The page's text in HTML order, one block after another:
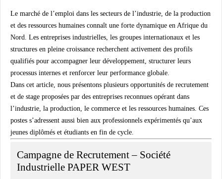
Le marché de l’emploi dans les secteurs de l’industrie, de la production
et des ressources humaines connaît une forte dynamique en Afrique du
Nord. Les entreprises industrielles, les groupes internationaux et les
structures en pleine croissance recherchent activement des profils
qualifiés pour accompagner leur développement, structurer leurs
processus internes et renforcer leur performance globale.
Dans cet article, nous présentons plusieurs opportunités de recrutement
et de stage proposées par des entreprises reconnues opérant dans
l’industrie, la production, le commerce et les ressources humaines. Ces
postes s’adressent aussi bien aux professionnels expérimentés qu’aux
jeunes diplômés et étudiants en fin de cycle.
Campagne de Recrutement – Société
Industrielle PAPER WEST